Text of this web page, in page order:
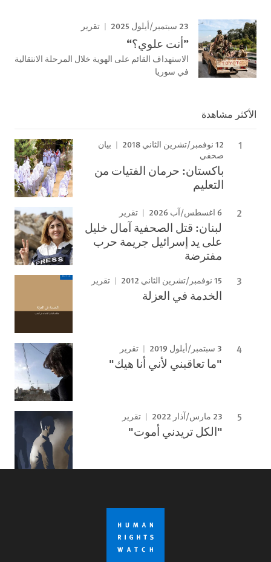
23 سبتمبر/أيلول 2025 تقرير
”أنت علوي؟“
الاستهداف القائم على الهوية خلال المرحلة الانتقالية
في سوريا
الأكثر مشاهدة
12 نوفمبر/تشرين الثاني 2018
بيان
صحفي
باكستان: حرمان الفتيات من
التعليم
6 اغسطس/آب 2026 تقرير
لبنان: قتل الصحفية آمال خليل
على يد إسرائيل جريمة حرب
مفترضة
15 نوفمبر/تشرين الثاني 2012 تقرير
الخدمة في العزلة
3 سبتمبر/أيلول 2019 تقرير
"ما تعاقبني لأني أنا هيك"
23 مارس/آذار 2022 تقرير
"الكل تريدني أموت"